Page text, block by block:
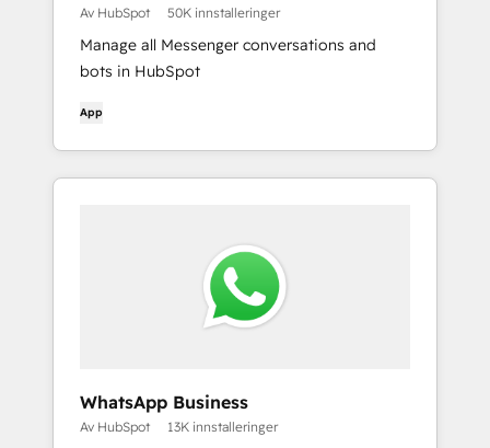
Av HubSpot 50K innstalleringer
Manage all Messenger conversations and
bots in HubSpot
App
WhatsApp Business
Av HubSpot 13K innstalleringer